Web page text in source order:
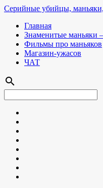
Серийные убийцы,
Главная
Знаменитые маньяки
Фильмы про маньяков
Магазин-ужасов
ЧАТ
search